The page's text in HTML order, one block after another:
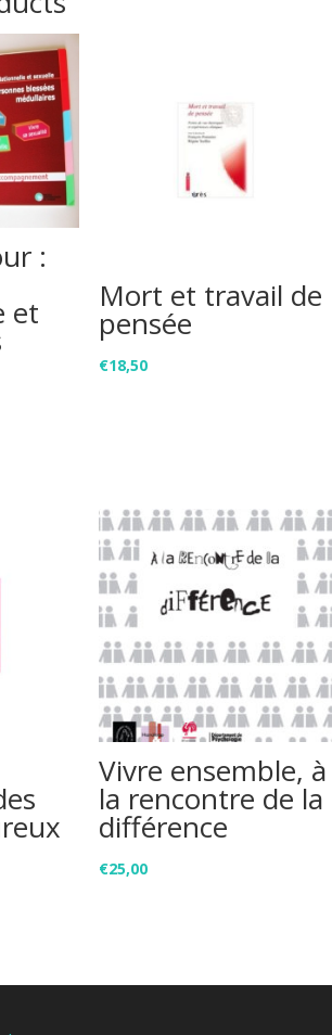
:
et Mort et travail de
pensée
€18,50
Vivre ensemble, à
la rencontre de la
différence
€25,00